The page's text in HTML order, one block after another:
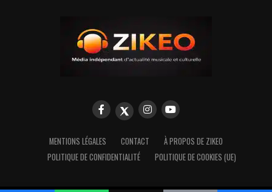
MENTIONS LÉGALES CONTACT
À PROPOS DE ZIKEO
POLITIQUE DE CONFIDENTIALITÉ
POLITIQUE DE COOKIES (UE)